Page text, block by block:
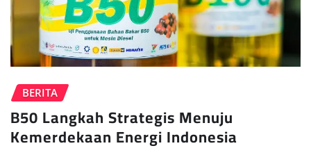
BERITA
B50 Langkah Strategis Menuju
Kemerdekaan Energi Indonesia